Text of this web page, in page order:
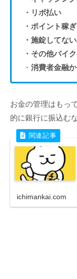
・リボ払い
・ポイント稼
・施錠してな
・その他バイ
・ 消費者金融
お金の管理はもっ
的に銀行に振込む
ichimankai.com